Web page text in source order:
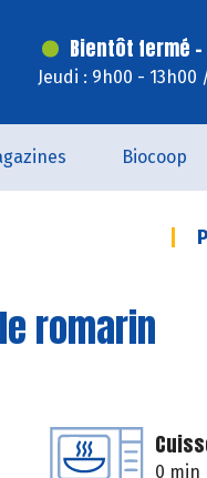
Bientôt fermé -
Jeudi : 9h00 - 13h00
Biocoop
romarin
0 min